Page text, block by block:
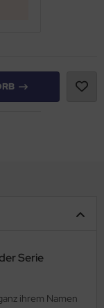
Serie
ihrem Namen